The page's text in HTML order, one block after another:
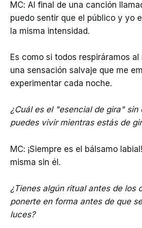
MC: Al final de una canción
puedo sentir que el público y yo
la misma intensidad.
Es como si todos respiráramos al
una sensación salvaje que me
experimentar cada noche.
¿Cuál es el "esencial de gira" sin
puedes vivir mientras estás de
MC: ¡Siempre es el bálsamo
misma sin él.
¿Tienes algún ritual antes de los
ponerte en forma antes de que
luces?